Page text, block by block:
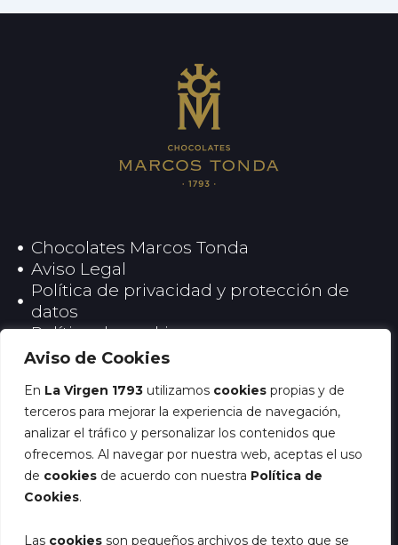
Aviso de Cookies
En La Virgen 1793 utilizamos cookies propias y de
terceros para mejorar la experiencia de navegación,
analizar el tráfico y personalizar los contenidos que
ofrecemos. Al navegar por nuestra web, aceptas el uso
de cookies de acuerdo con nuestra Política de
Cookies.
Las cookies son pequeños archivos de texto que se
Chocolates Marcos Tonda
Aviso Legal
Política de privacidad y protección de
datos
Política de cookies
I
n
s
t
a
RRSS Chocolates Marcos Tonda
I
n
T
i
Suscríbete a la newsletter y